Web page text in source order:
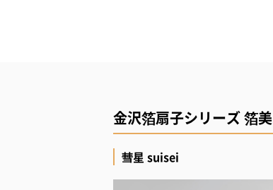
金沢箔扇子シリーズ 箔美
彗星 suisei